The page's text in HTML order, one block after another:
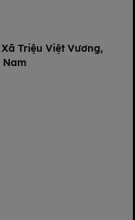
Triệu Việt Vương,
Nam